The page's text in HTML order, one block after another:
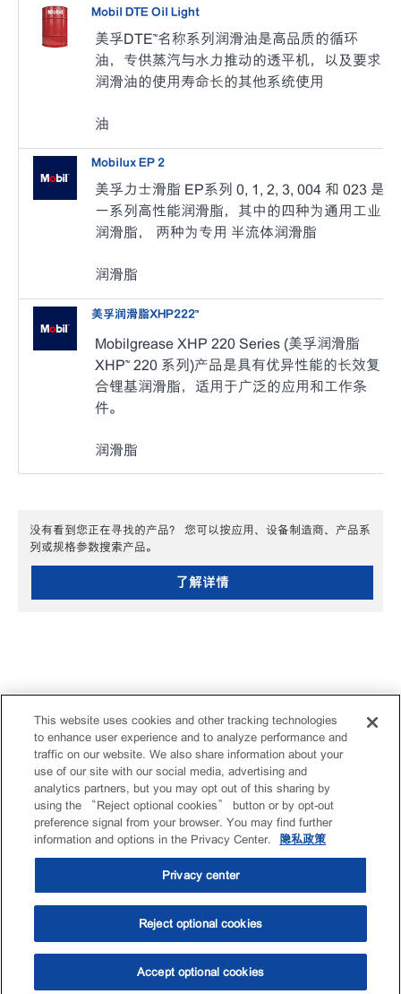
选油助手 查找门店
Mobil DTE Oil Light
美孚DTE™名称系列润滑油是高品质的循环
油，专供蒸汽与水力推动的透平机，以及要求
润滑油的使用寿命长的其他系统使用
油
Mobilux EP 2
美孚力士滑脂 EP系列 0, 1, 2, 3, 004 和 023 是
一系列高性能润滑脂，其中的四种为通用工业
润滑脂， 两种为专用 半流体润滑脂
润滑脂
美孚润滑脂XHP222™
Mobilgrease XHP 220 Series (美孚润滑脂
XHP™ 220 系列)产品是具有优异性能的长效复
合锂基润滑脂，适用于广泛的应用和工作条
件。
润滑脂
没有看到您正在寻找的产品？ 您可以按应用、设备制造商、产品系
列或规格参数搜索产品。
了解详情
This website uses cookies and other tracking technologies
to enhance user experience and to analyze performance and
traffic on our website. We also share information about your
use of our site with our social media, advertising and
analytics partners, but you may opt out of this sharing by
using the “Reject optional cookies” button or by opt-out
preference signal from your browser. You may find further
information and options in the Privacy Center.
隐私政策
Privacy center
Reject optional cookies
Accept optional cookies